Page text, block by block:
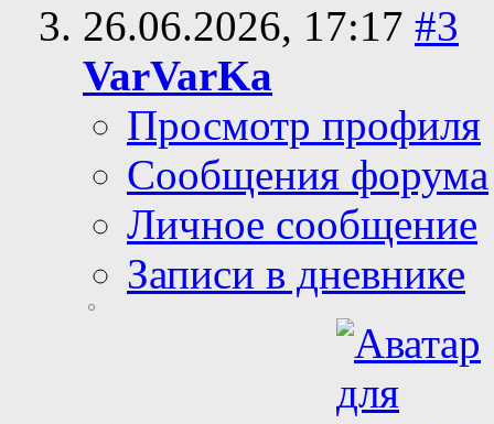
26.06.2026, 17:17 #3
VarVarKa
Просмотр профиля
Сообщения форума
Личное сообщение
Записи в дневнике